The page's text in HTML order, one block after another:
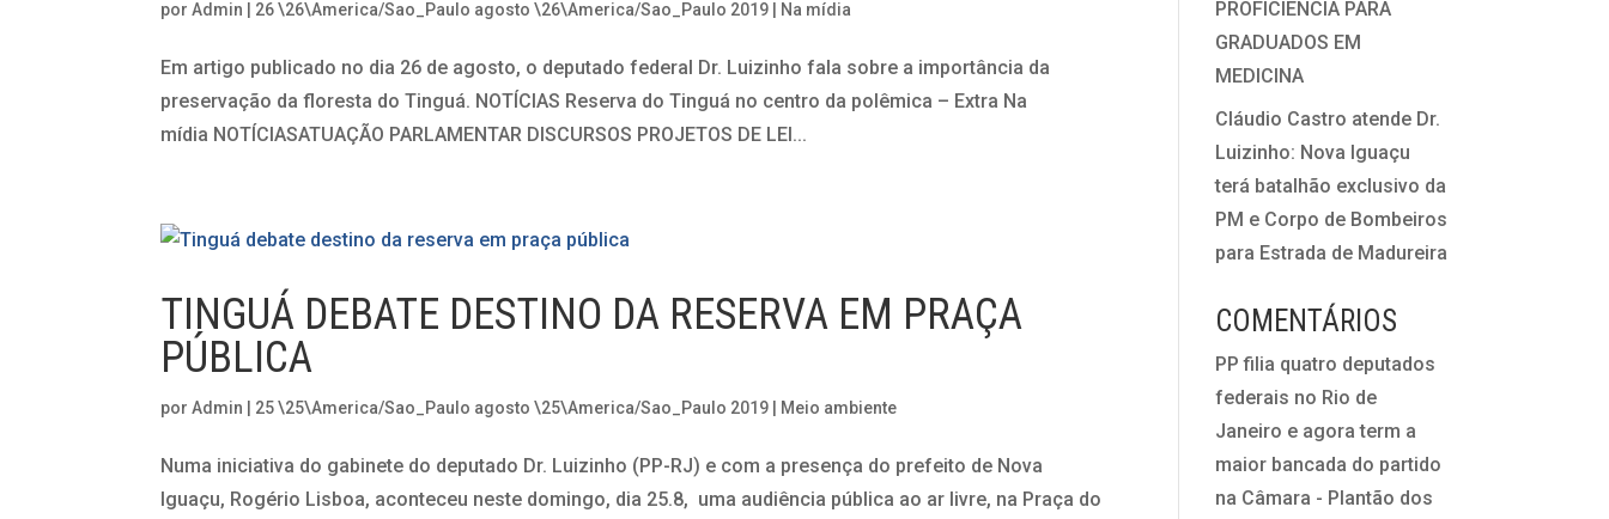
porAdmin 26 \26\America/Sao_Paulo agosto \26\America/Sao_Paulo 2019 Na mídia
Em artigo publicado no dia 26 de agosto, o deputado federal Dr. Luizinho fala sobre a importância da
preservação da floresta do Tinguá. NOTÍCIAS Reserva do Tinguá no centro da polêmica – Extra Na
mídia NOTÍCIASATUAÇÃO PARLAMENTAR DISCURSOS PROJETOS DE LEI...
TINGUÁ DEBATE DESTINO DA RESERVA EM PRAÇA
PÚBLICA
porAdmin 25 \25\America/Sao_Paulo agosto \25\America/Sao_Paulo 2019 Meio ambiente
Numa iniciativa do gabinete do deputado Dr. Luizinho (PP-RJ) e com a presença do prefeito de Nova
Iguaçu, Rogério Lisboa, aconteceu neste domingo, dia 25.8, uma audiência pública ao ar livre, na Praça do
PROFICIÊNCIA PARA
GRADUADOS EM
MEDICINA
Cláudio Castro atende Dr.
Luizinho: Nova Iguaçu
terá batalhão exclusivo da
PM e Corpo de Bombeiros
para Estrada de Madureira
COMENTÁRIOS
PP filia quatro deputados
federais no Rio de
Janeiro e agora term a
maior bancada do partido
na Câmara - Plantão dos